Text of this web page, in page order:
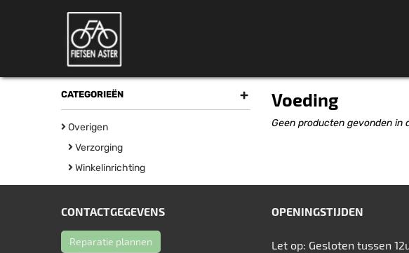
CATEGORIEËN +
Overigen
Verzorging
Winkelinrichting
Voeding
Geen producten gevonden in
CONTACTGEGEVENS
Reparatie plannen
OPENINGSTIJDEN
Let op: Gesloten tussen